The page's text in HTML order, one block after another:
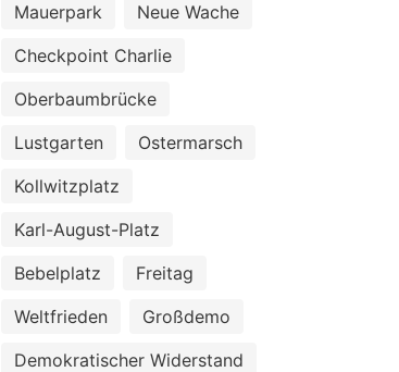
Mauerpark
Neue Wache
Checkpoint Charlie
Oberbaumbrücke
Lustgarten
Ostermarsch
Kollwitzplatz
Karl-August-Platz
Bebelplatz
Freitag
Weltfrieden
Großdemo
Demokratischer Widerstand